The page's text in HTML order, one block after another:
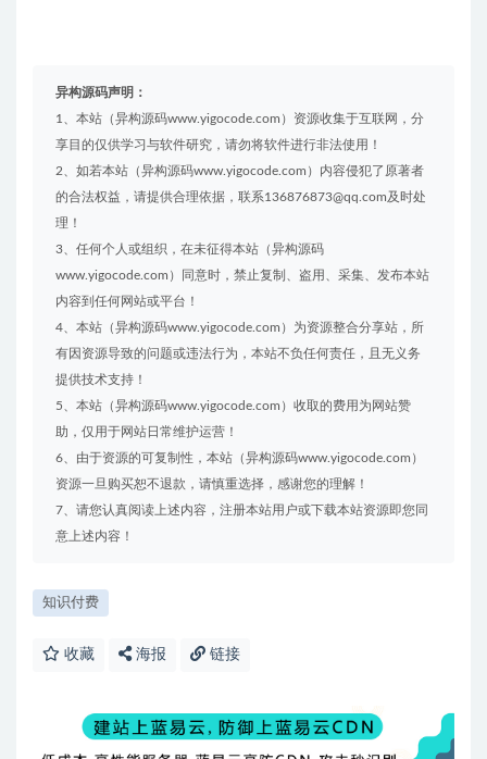
异构源码声明：
1、本站（异构源码www.yigocode.com）资源收集于互联网，分
享目的仅供学习与软件研究，请勿将软件进行非法使用！
2、如若本站（异构源码www.yigocode.com）内容侵犯了原著者
的合法权益，请提供合理依据，联系136876873@qq.com及时处
理！
3、任何个人或组织，在未征得本站（异构源码
www.yigocode.com）同意时，禁止复制、盗用、采集、发布本站
内容到任何网站或平台！
4、本站（异构源码www.yigocode.com）为资源整合分享站，所
有因资源导致的问题或违法行为，本站不负任何责任，且无义务
提供技术支持！
5、本站（异构源码www.yigocode.com）收取的费用为网站赞
助，仅用于网站日常维护运营！
6、由于资源的可复制性，本站（异构源码www.yigocode.com）
资源一旦购买恕不退款，请慎重选择，感谢您的理解！
7、请您认真阅读上述内容，注册本站用户或下载本站资源即您同
意上述内容！
知识付费
收藏 海报 链接